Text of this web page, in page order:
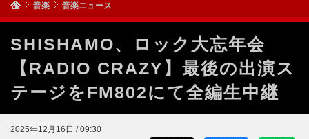
音楽 音楽ニュース
SHISHAMO、ロック大忘年会
【RADIO CRAZY】最後の出演ス
テージをFM802にて全編生中継
2025年12月16日 / 09:30